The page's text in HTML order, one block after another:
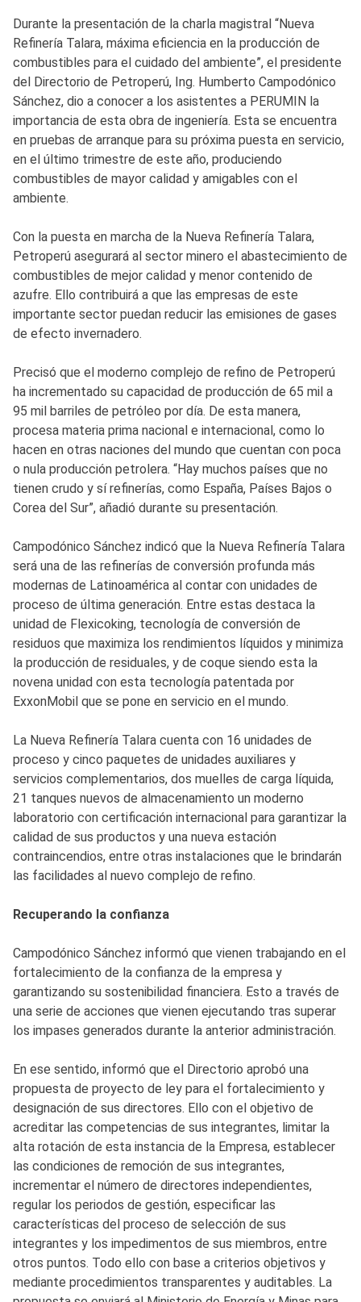
Durante la presentación de la charla magistral “Nueva
Refinería Talara, máxima eficiencia en la producción de
combustibles para el cuidado del ambiente”, el presidente
del Directorio de Petroperú, Ing. Humberto Campodónico
Sánchez, dio a conocer a los asistentes a PERUMIN la
importancia de esta obra de ingeniería. Esta se encuentra
en pruebas de arranque para su próxima puesta en servicio,
en el último trimestre de este año, produciendo
combustibles de mayor calidad y amigables con el
ambiente.
Con la puesta en marcha de la Nueva Refinería Talara,
Petroperú asegurará al sector minero el abastecimiento de
combustibles de mejor calidad y menor contenido de
azufre. Ello contribuirá a que las empresas de este
importante sector puedan reducir las emisiones de gases
de efecto invernadero.
Precisó que el moderno complejo de refino de Petroperú
ha incrementado su capacidad de producción de 65 mil a
95 mil barriles de petróleo por día. De esta manera,
procesa materia prima nacional e internacional, como lo
hacen en otras naciones del mundo que cuentan con poca
o nula producción petrolera. “Hay muchos países que no
tienen crudo y sí refinerías, como España, Países Bajos o
Corea del Sur”, añadió durante su presentación.
Campodónico Sánchez indicó que la Nueva Refinería Talara
será una de las refinerías de conversión profunda más
modernas de Latinoamérica al contar con unidades de
proceso de última generación. Entre estas destaca la
unidad de Flexicoking, tecnología de conversión de
residuos que maximiza los rendimientos líquidos y minimiza
la producción de residuales, y de coque siendo esta la
novena unidad con esta tecnología patentada por
ExxonMobil que se pone en servicio en el mundo.
La Nueva Refinería Talara cuenta con 16 unidades de
proceso y cinco paquetes de unidades auxiliares y
servicios complementarios, dos muelles de carga líquida,
21 tanques nuevos de almacenamiento un moderno
laboratorio con certificación internacional para garantizar la
calidad de sus productos y una nueva estación
contraincendios, entre otras instalaciones que le brindarán
las facilidades al nuevo complejo de refino.
Recuperando la confianza
Campodónico Sánchez informó que vienen trabajando en el
fortalecimiento de la confianza de la empresa y
garantizando su sostenibilidad financiera. Esto a través de
una serie de acciones que vienen ejecutando tras superar
los impases generados durante la anterior administración.
En ese sentido, informó que el Directorio aprobó una
propuesta de proyecto de ley para el fortalecimiento y
designación de sus directores. Ello con el objetivo de
acreditar las competencias de sus integrantes, limitar la
alta rotación de esta instancia de la Empresa, establecer
las condiciones de remoción de sus integrantes,
incrementar el número de directores independientes,
regular los periodos de gestión, especificar las
características del proceso de selección de sus
integrantes y los impedimentos de sus miembros, entre
otros puntos. Todo ello con base a criterios objetivos y
mediante procedimientos transparentes y auditables. La